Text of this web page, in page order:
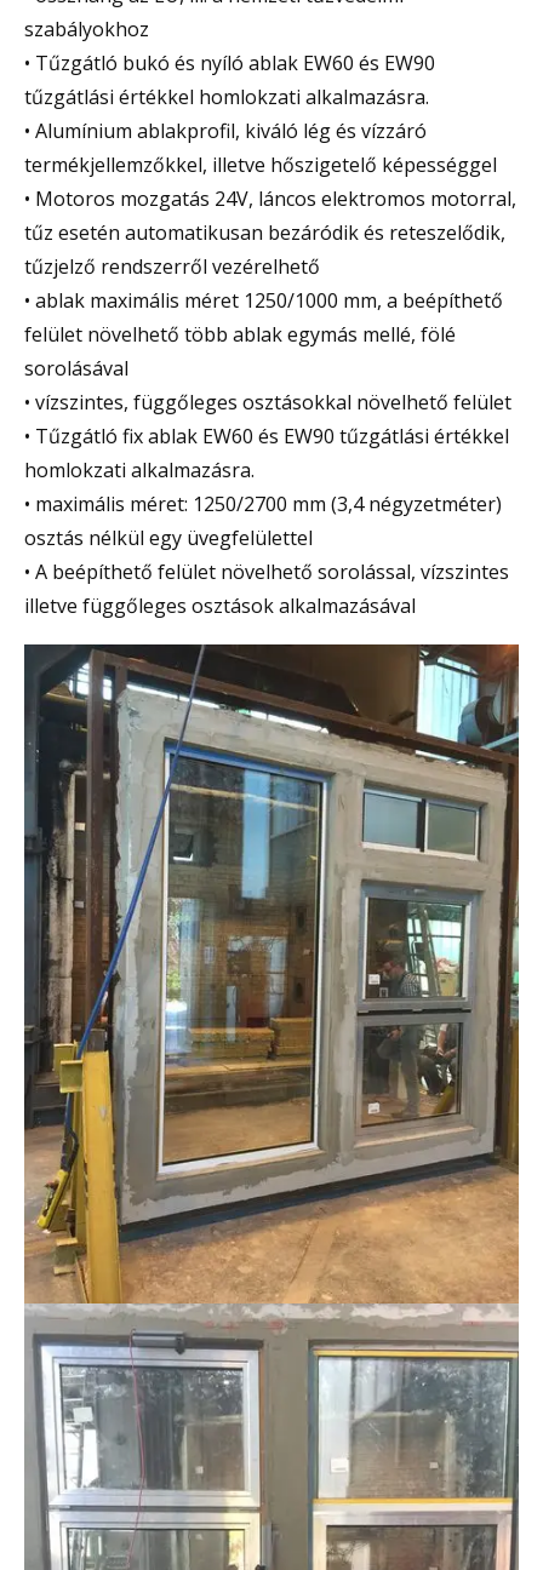
szabályokhoz
• Tűzgátló bukó és nyíló ablak EW60 és EW90
tűzgátlási értékkel homlokzati alkalmazásra.
• Alumínium ablakprofil, kiváló lég és vízzáró
termékjellemzőkkel, illetve hőszigetelő képességgel
• Motoros mozgatás 24V, láncos elektromos motorral,
tűz esetén automatikusan bezáródik és reteszelődik,
tűzjelző rendszerről vezérelhető
• ablak maximális méret 1250/1000 mm, a beépíthető
felület növelhető több ablak egymás mellé, fölé
sorolásával
• vízszintes, függőleges osztásokkal növelhető felület
• Tűzgátló fix ablak EW60 és EW90 tűzgátlási értékkel
homlokzati alkalmazásra.
• maximális méret: 1250/2700 mm (3,4 négyzetméter)
osztás nélkül egy üvegfelülettel
• A beépíthető felület növelhető sorolással, vízszintes
illetve függőleges osztások alkalmazásával